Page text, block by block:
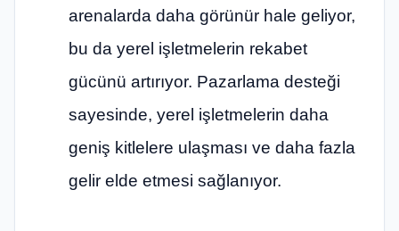
arenalarda daha görünür hale geliyor,
bu da yerel işletmelerin rekabet
gücünü artırıyor. Pazarlama desteği
sayesinde, yerel işletmelerin daha
geniş kitlelere ulaşması ve daha fazla
gelir elde etmesi sağlanıyor.